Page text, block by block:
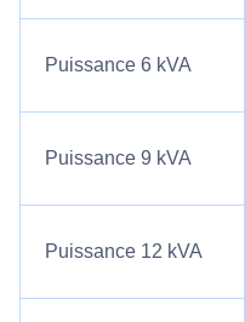
Puissance 6 kVA
Puissance 9 kVA
Puissance 12 kVA